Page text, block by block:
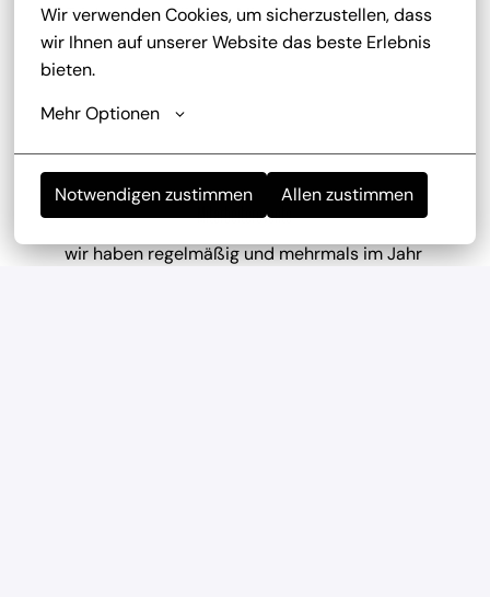
Wir verwenden Cookies, um sicherzustellen, dass
wir Ihnen auf unserer Website das beste Erlebnis
bieten.
Mehr Optionen
Notwendigen zustimmen Allen zustimmen
Trinkgeldbeteiligung, Mitarbeiterrabatte und
kostenlose Getränke
Mitarbeiterevents
wir haben regelmäßig und mehrmals im Jahr